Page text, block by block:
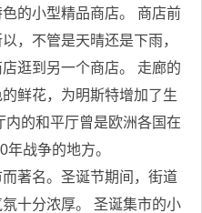
的小型精品商店。 商店前
，不管是天晴还是下雨，
逛到另一个商店。 走廊的
鲜花，为明斯特增加了生
的和平厅曾是欧洲各国在
战争的地方。
著名。圣诞节期间，街道
十分浓厚。 圣诞集市的小